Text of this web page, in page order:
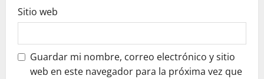
Sitio web
Guardar mi nombre, correo electrónico y sitio
web en este navegador para la próxima vez que